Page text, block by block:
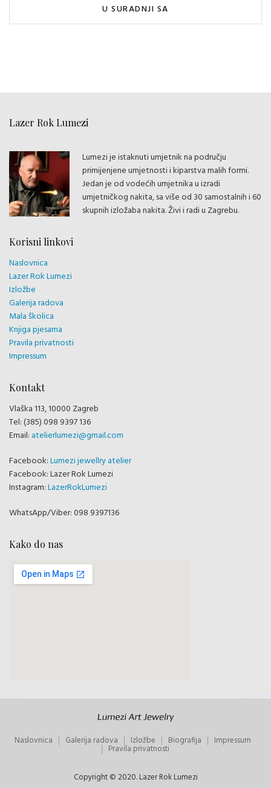
U SURADNJI SA
Lazer Rok Lumezi
Lumezi je istaknuti umjetnik na području
primijenjene umjetnosti i kiparstva malih formi.
Jedan je od vodećih umjetnika u izradi
umjetničkog nakita, sa više od 30 samostalnih i 60
skupnih izložaba nakita. Živi i radi u Zagrebu.
Korisni linkovi
Naslovnica
Lazer Rok Lumezi
Izložbe
Galerija radova
Mala školica
Knjiga pjesama
Pravila privatnosti
Impressum
Kontakt
Vlaška 113, 10000 Zagreb
Tel: (385) 098 9397 136
Email: atelierlumezi@gmail.com
Facebook:Lumezi jewellry atelier
Facebook: Lazer Rok Lumezi
Instagram:LazerRokLumezi
WhatsApp/Viber: 098 9397136
Kako do nas
Naslovnica Galerija radova Izložbe Biografija Impressum
Pravila privatnosti
Copyright © 2020. Lazer Rok Lumezi